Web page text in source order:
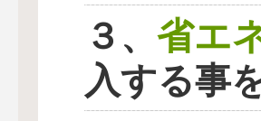
３、 省エ
入する事